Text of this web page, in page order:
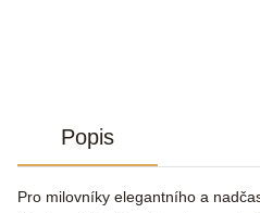
Popis
Pro milovníky elegantního a